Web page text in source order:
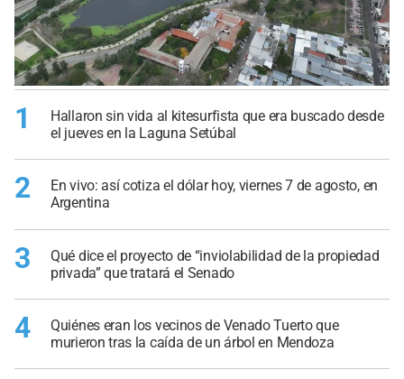
1
Hallaron sin vida al kitesurfista que era buscado desde
el jueves en la Laguna Setúbal
2
En vivo: así cotiza el dólar hoy, viernes 7 de agosto, en
Argentina
3
Qué dice el proyecto de “inviolabilidad de la propiedad
privada” que tratará el Senado
4
Quiénes eran los vecinos de Venado Tuerto que
murieron tras la caída de un árbol en Mendoza